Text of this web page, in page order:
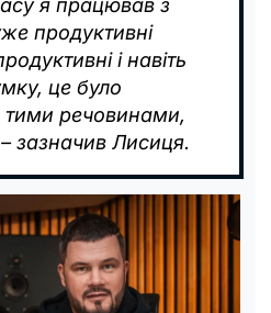
продуктивні
і навіть
це було
тими речовинами,
зазначив Лисиця.